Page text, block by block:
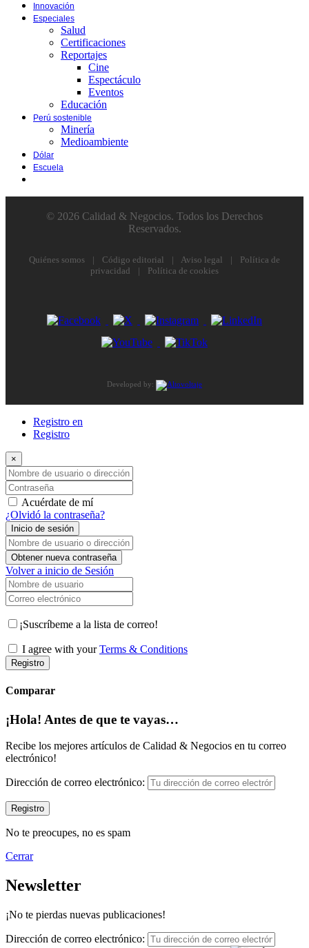
Innovación
Especiales
Salud
Certificaciones
Reportajes
Cine
Espectáculo
Eventos
Educación
Perú sostenible
Minería
Medioambiente
Dólar
Escuela
© 2026 Calidad & Negocios. Todos los Derechos
Reservados.
Quiénes somos | Código editorial | Aviso legal |
Política de
privacidad
| Política de cookies
Developed by:
Registro en
Registro
×
Nombre de usuario o dirección de correo electrónico
Contraseña
Acuérdate de mí
¿Olvidó la contraseña?
Inicio de sesión
Nombre de usuario o dirección de correo electrónico
Obtener nueva contraseña
Volver a inicio de Sesión
Nombre de usuario
Correo electrónico
¡Suscríbeme a la lista de correo!
I agree with yourTerms & Conditions
Registro
Comparar
¡Hola! Antes de que te vayas…
Recibe los mejores artículos de Calidad & Negocios en tu correo
electrónico!
Dirección de correo electrónico:
No te preocupes, no es spam
Cerrar
Newsletter
¡No te pierdas nuevas publicaciones!
Dirección de correo electrónico: